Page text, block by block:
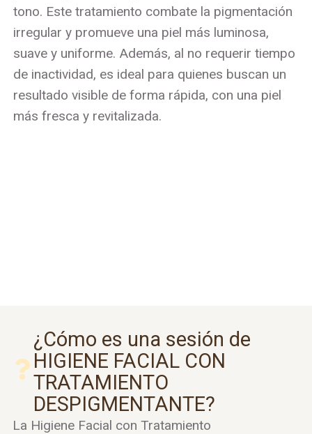
tono. Este tratamiento combate la pigmentación
irregular y promueve una piel más luminosa,
suave y uniforme. Además, al no requerir tiempo
de inactividad, es ideal para quienes buscan un
resultado visible de forma rápida, con una piel
más fresca y revitalizada.
¿Cómo es una sesión de
HIGIENE FACIAL CON
TRATAMIENTO
DESPIGMENTANTE?
La Higiene Facial con Tratamiento